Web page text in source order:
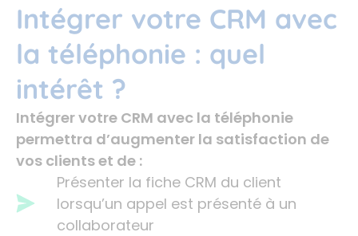
Intégrer votre CRM avec
la téléphonie : quel
intérêt ?
Intégrer votre CRM avec la téléphonie
permettra d’augmenter la satisfaction de
vos clients et de :
Présenter la fiche CRM du client
lorsqu’un appel est présenté à un
collaborateur